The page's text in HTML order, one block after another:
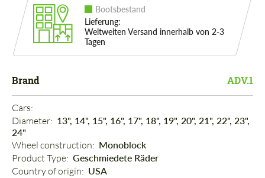
Bootsbestand
Lieferung:
Weltweiten Versand innerhalb von 2-3
Tagen
Brand ADV.1
Cars:
Diameter: 13", 14", 15", 16", 17", 18", 19", 20", 21", 22", 23",
24"
Wheel construction: Monoblock
Product Type: Geschmiedete Räder
Country of origin: USA